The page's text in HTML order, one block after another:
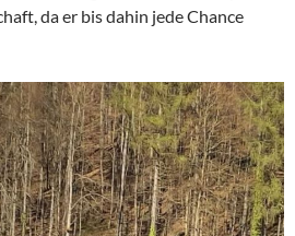
da er bis dahin jede Chance